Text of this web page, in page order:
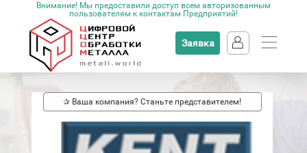
Внимание! Мы предоставили доступ всем авторизованным
пользователям к контактам Предприятий!
Заявка
✰ Ваша компания? Станьте представителем!